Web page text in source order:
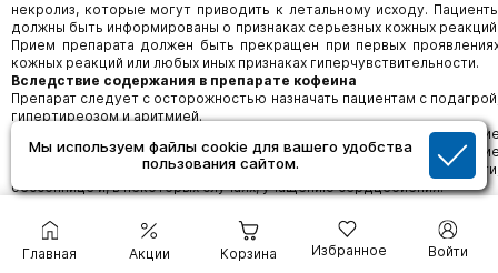
Мы используем файлы cookie для вашего удобства
пользования сайтом.
Главная Акции Корзина Избранное Войти
некролиз, которые могут приводить к летальному исходу.
должны быть информированы о признаках серьезных кожных
Прием препарата должен быть прекращен при первых
кожных реакций или любых иных признаках гиперчувствительности.
Вследствие содержания в препарате кофеина
Препарат следует с осторожностью назначать пациентам с
гипертиреозом и аритмией.
При применении препарата следует ограничить
продуктов, содержащих кофеин, поскольку избыточное
кофеина может привести к нервозности,
бессоннице и, в некоторых случаях, учащению сердцебиения.
Условия хранения